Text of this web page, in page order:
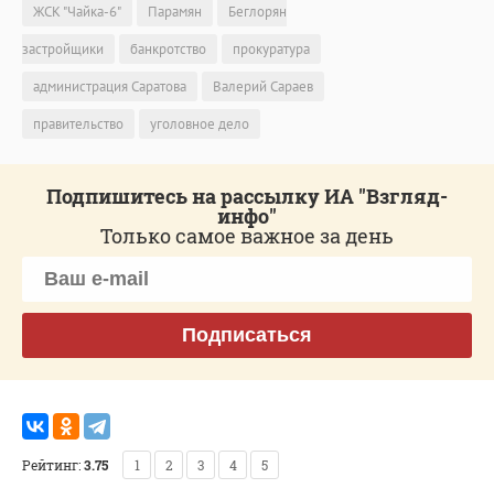
ЖСК "Чайка-6" Парамян
Беглорян
застройщики
банкротство
прокуратура
администрация Саратова
Валерий Сараев
правительство
уголовное дело
Подпишитесь на рассылку ИА "Взгляд-
инфо"
Только самое важное за день
Подписаться
Рейтинг:3.75 1 2 3 4 5